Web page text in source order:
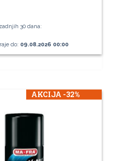
30 dana:
do: 09.08.2026 00:00
AKCIJA -32%